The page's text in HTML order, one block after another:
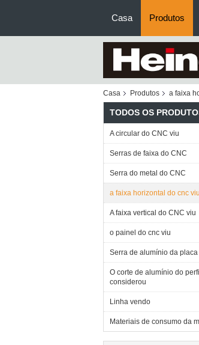
Casa Produtos
Casa Produtos a faixa
TODOS OS
A circular do CNC viu
Serras de faixa do CNC
Serra do metal do CNC
a faixa horizontal do cnc viu
A faixa vertical do CNC viu
o painel do cnc viu
Serra de alumínio da placa
O corte de alumínio do perfil
considerou
Linha vendo
Materiais de consumo da